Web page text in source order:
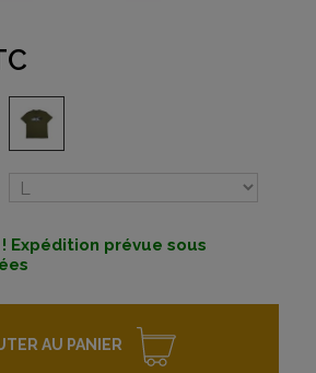
Expédition prévue sous
AU PANIER